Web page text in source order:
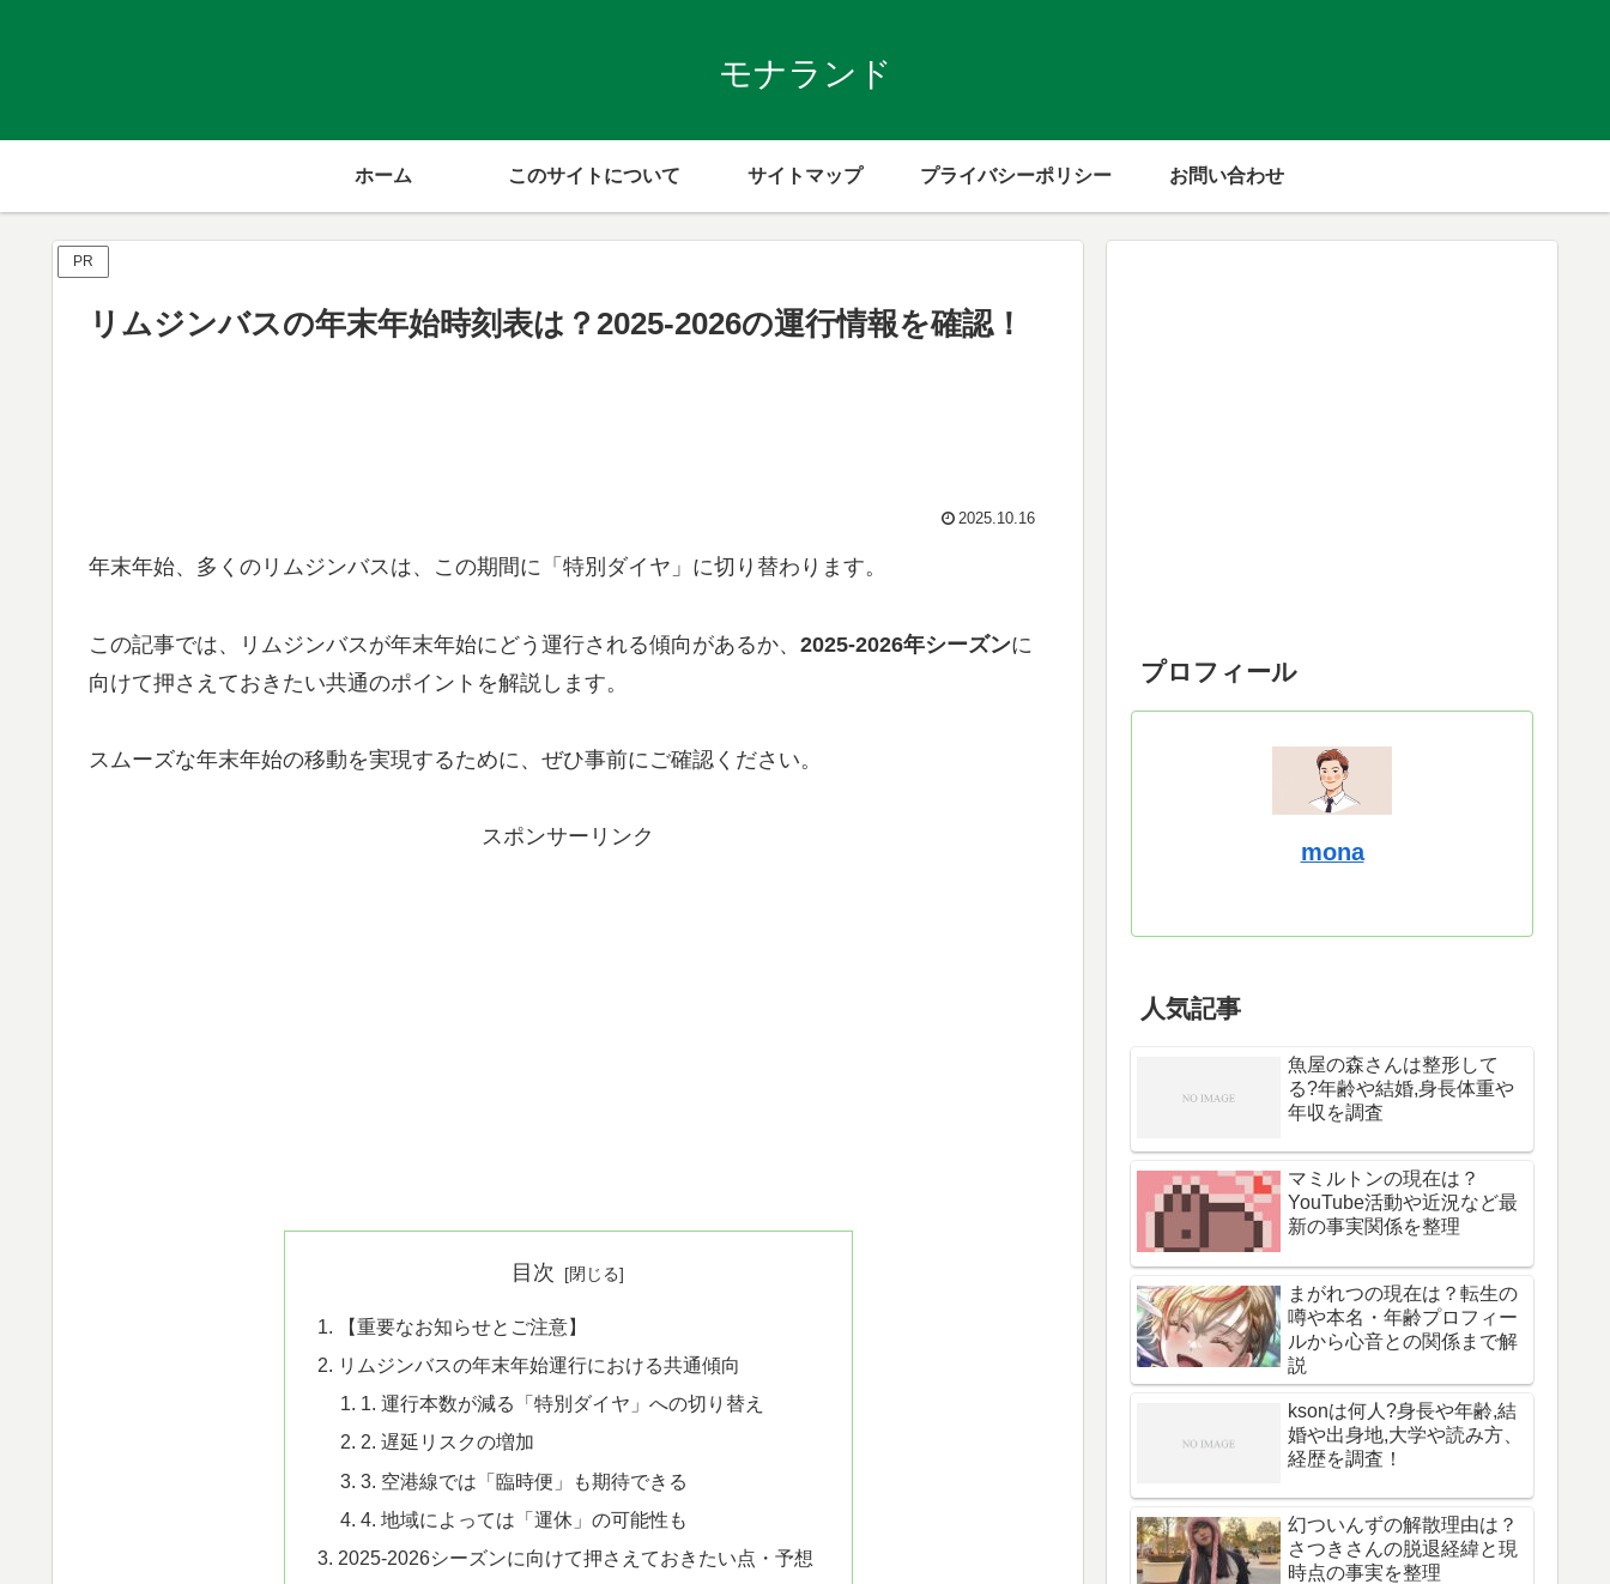
モナランド
ホーム このサイトについて サイトマップ プライバシーポリシー お問い合わせ
PR
リムジンバスの年末年始時刻表は？2025-2026の運行情報を確認！
2025.10.16
年末年始、多くのリムジンバスは、この期間に「特別ダイヤ」に切り替わります。
この記事では、リムジンバスが年末年始にどう運行される傾向があるか、 2025-2026年シーズンに
向けて押さえておきたい共通のポイントを解説します。
スムーズな年末年始の移動を実現するために、ぜひ事前にご確認ください。
スポンサーリンク
目次
【重要なお知らせとご注意】
リムジンバスの年末年始運行における共通傾向
1. 運行本数が減る「特別ダイヤ」への切り替え
2. 遅延リスクの増加
3. 空港線では「臨時便」も期待できる
4. 地域によっては「運休」の可能性も
2025-2026シーズンに向けて押さえておきたい点・予想
プロフィール
mona
人気記事
魚屋の森さんは整形して
る?年齢や結婚,身長体重や
年収を調査
マミルトンの現在は？
YouTube活動や近況など最
新の事実関係を整理
まがれつの現在は？転生の
噂や本名・年齢プロフィー
ルから心音との関係まで解
説
ksonは何人?身長や年齢,結
婚や出身地,大学や読み方、
経歴を調査！
幻ついんずの解散理由は？
さつきさんの脱退経緯と現
時点の事実を整理